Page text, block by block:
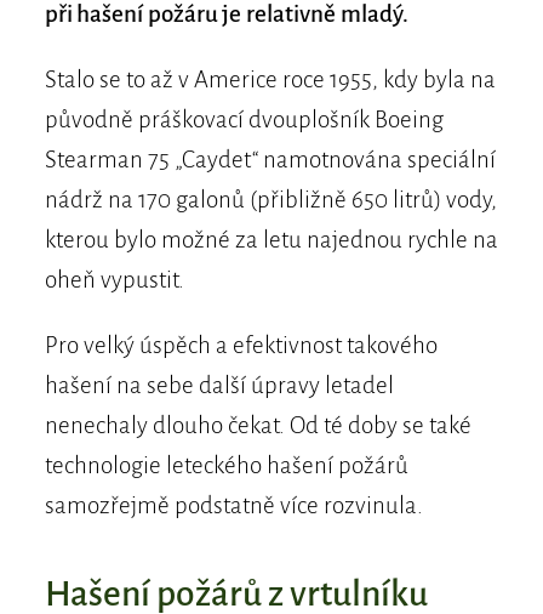
při hašení požáru je relativně mladý.
Stalo se to až v Americe roce 1955, kdy byla na
původně práškovací dvouplošník Boeing
Stearman 75 „Caydet“ namotnována speciální
nádrž na 170 galonů (přibližně 650 litrů) vody,
kterou bylo možné za letu najednou rychle na
oheň vypustit.
Pro velký úspěch a efektivnost takového
hašení na sebe další úpravy letadel
nenechaly dlouho čekat. Od té doby se také
technologie leteckého hašení požárů
samozřejmě podstatně více rozvinula.
Hašení požárů z vrtulníku